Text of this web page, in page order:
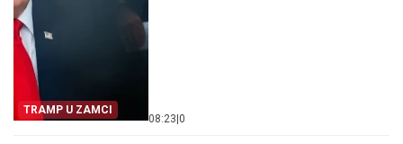
TRAMP U ZAMCI
08:23 0